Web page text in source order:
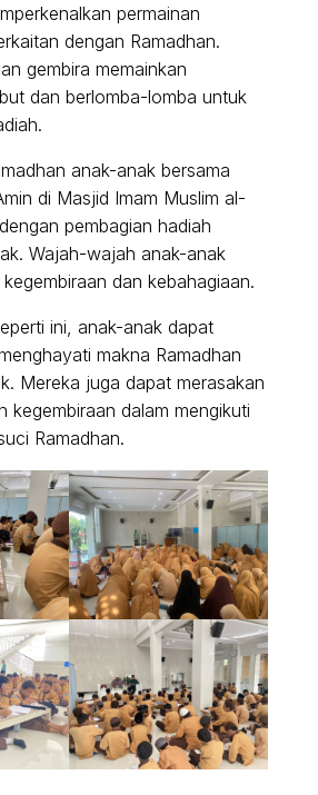
permainan
dengan Ramadhan.
gembira memainkan
dan berlomba-lomba untuk
anak-anak bersama
di Masjid Imam Muslim al-
pembagian hadiah
Wajah-wajah anak-anak
dan kebahagiaan.
ini, anak-anak dapat
makna Ramadhan
Mereka juga dapat merasakan
kegembiraan dalam mengikuti
Ramadhan.